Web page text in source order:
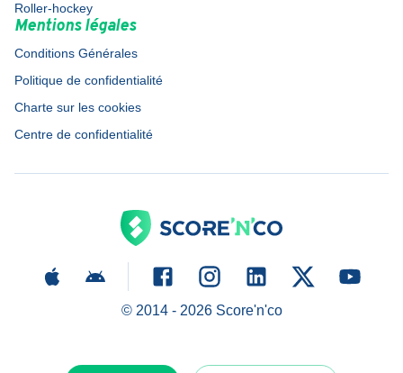
Roller-hockey
Mentions légales
Conditions Générales
Politique de confidentialité
Charte sur les cookies
Centre de confidentialité
© 2014 - 2026Score'n'co